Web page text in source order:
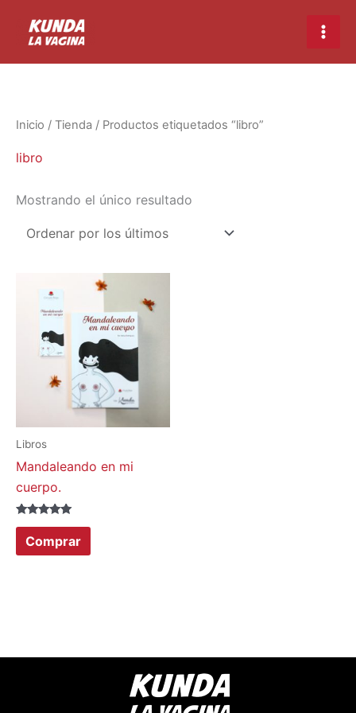
Inicio / Tienda / Productos etiquetados “libro”
libro
Mostrando el único resultado
Libros
Mandaleando en mi
cuerpo.
Valorado con
5.00
de 5
Comprar